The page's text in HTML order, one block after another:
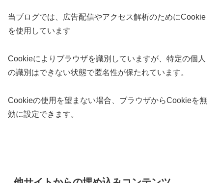
当ブログでは、広告配信やアクセス解析のためにCookie
を使用しています
Cookieによりブラウザを識別していますが、特定の個人
の識別はできない状態で匿名性が保たれています。
Cookieの使用を望まない場合、ブラウザからCookieを無
効に設定できます。